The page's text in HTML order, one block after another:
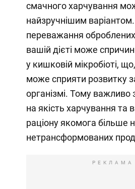
смачного харчування
найзручнішим
переважання оброблених
вашій дієті може
у кишковій мікробіоті,
може сприяти розвитку
організмі. Тому важливо
на якість харчування та
раціону якомога більше
нетрансформованих
РЕКЛАМА